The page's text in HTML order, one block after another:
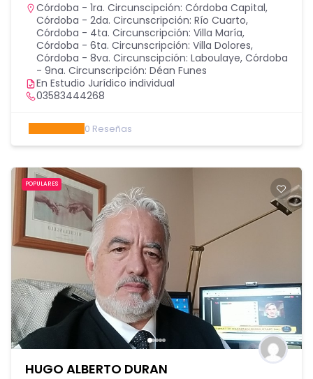
Córdoba - 1ra. Circunscipción: Córdoba Capital,
Córdoba - 2da. Circunscripción: Río Cuarto,
Córdoba - 4ta. Circunscripción: Villa María,
Córdoba - 6ta. Circunscripción: Villa Dolores,
Córdoba - 8va. Circunscipción: Laboulaye, Córdoba
- 9na. Circunscripción: Déan Funes
En Estudio Jurídico individual
03583444268
0 Reseñas
POPULARES
HUGO ALBERTO DURAN